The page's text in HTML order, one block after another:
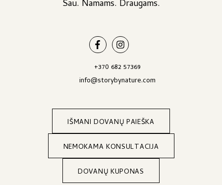
Sau. Namams. Draugams.
+370 682 57369
info@storybynature.com
IŠMANI DOVANŲ PAIEŠKA
NEMOKAMA KONSULTACIJA
DOVANŲ KUPONAS